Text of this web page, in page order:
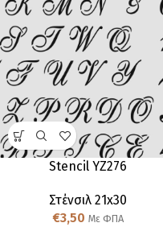
Stencil YZ276
Στένσιλ 21x30
€3,50 Με ΦΠΑ